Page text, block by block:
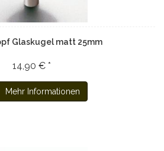
Glaskugel matt 25mm
14,90 € *
Mehr Informationen